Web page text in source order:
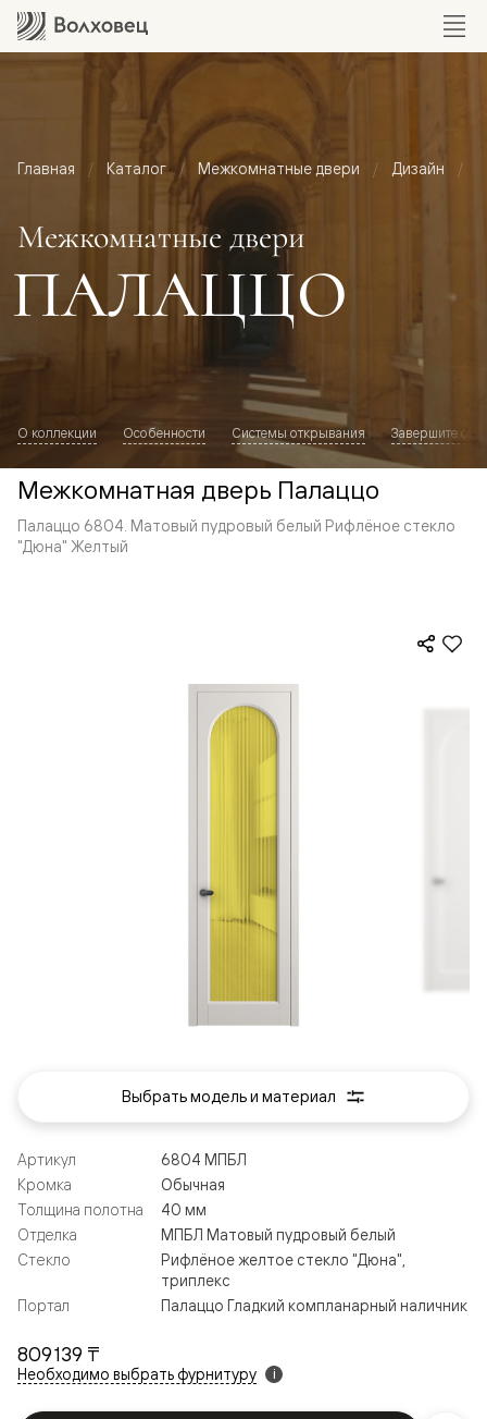
Главная Каталог Межкомнатные двери Дизайн
Межкомнатные двери
ПАЛАЦЦО
О коллекции Особенности Системы открывания Завершите
Межкомнатная дверь Палаццо
Палаццо 6804. Матовый пудровый белый Рифлёное стекло
"Дюна" Желтый
809 139 ₸
Необходимо выбрать фурнитуру i
Артикул
6804 МПБЛ
Кромка
Обычная
Толщина полотна
40 мм
Отделка
МПБЛ Матовый пудровый белый
Стекло
Рифлёное желтое стекло "Дюна",
триплекс
Портал
Палаццо Гладкий компланарный наличник
Выбрать модель и материал